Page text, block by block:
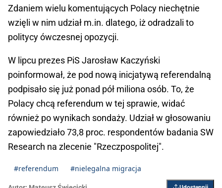
Zdaniem wielu komentujących Polacy niechętnie
wzięli w nim udział m.in. dlatego, iż odradzali to
politycy ówczesnej opozycji.
W lipcu prezes PiS Jarosław Kaczyński
poinformował, że pod nową inicjatywą referendalną
podpisało się już ponad pół miliona osób. To, że
Polacy chcą referendum w tej sprawie, widać
również po wynikach sondaży. Udział w głosowaniu
zapowiedziało 73,8 proc. respondentów badania SW
Research na zlecenie "Rzeczpospolitej".
#referendum #nielegalna migracja